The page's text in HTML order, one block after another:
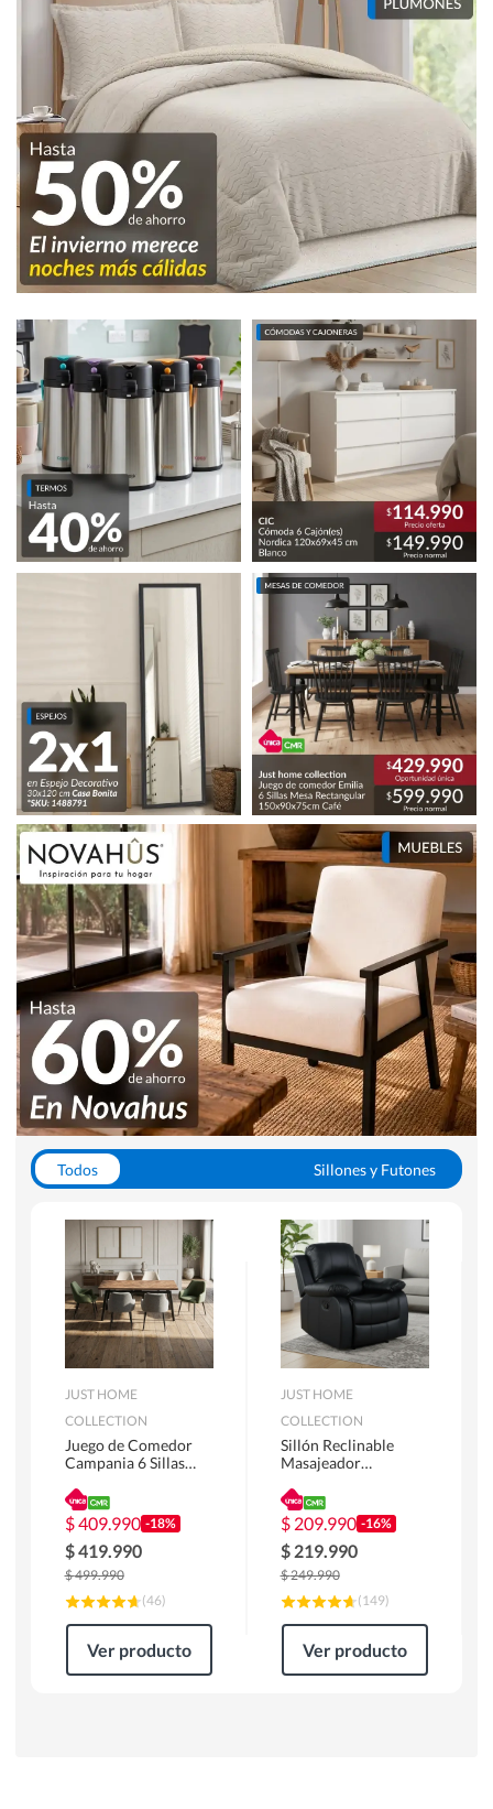
Todos
Sillones y Futones
Escritorios y Sillas PC
Racks y Muebles TV
Alfombras
JUST HOME
COLLECTION
Juego de Comedor
Campania 6 Sillas
180 x 90 x 76 cm
Café
$409.990 -18%
$419.990
$499.990
(46)
Ver producto
JUST HOME
COLLECTION
Sillón Reclinable
Masajeador
Atlanta 91x101x94
cm Negro
$ 209.990 -16%
$ 219.990
$249.990
(149)
Ver producto